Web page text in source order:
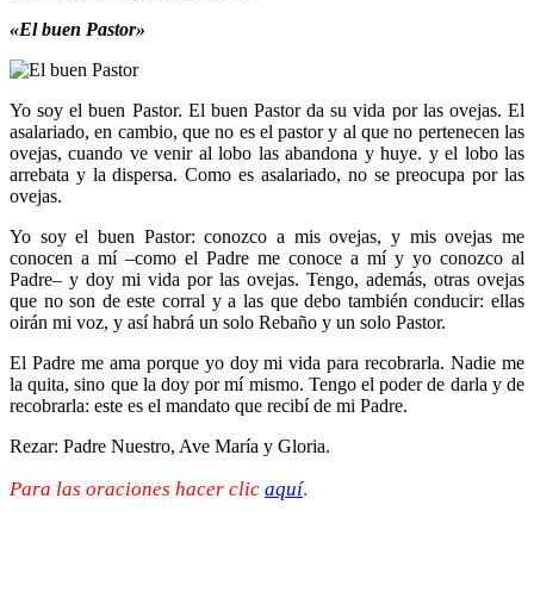
«El buen Pastor»
Yo soy el buen Pastor. El buen Pastor da su vida por las ovejas. El
asalariado, en cambio, que no es el pastor y al que no pertenecen las
ovejas, cuando ve venir al lobo las abandona y huye. y el lobo las
arrebata y la dispersa. Como es asalariado, no se preocupa por las
ovejas.
Yo soy el buen Pastor: conozco a mis ovejas, y mis ovejas me
conocen a mí –como el Padre me conoce a mí y yo conozco al
Padre– y doy mi vida por las ovejas. Tengo, además, otras ovejas
que no son de este corral y a las que debo también conducir: ellas
oirán mi voz, y así habrá un solo Rebaño y un solo Pastor.
El Padre me ama porque yo doy mi vida para recobrarla. Nadie me
la quita, sino que la doy por mí mismo. Tengo el poder de darla y de
recobrarla: este es el mandato que recibí de mi Padre.
Rezar: Padre Nuestro, Ave María y Gloria.
Para las oraciones hacer clic aquí.